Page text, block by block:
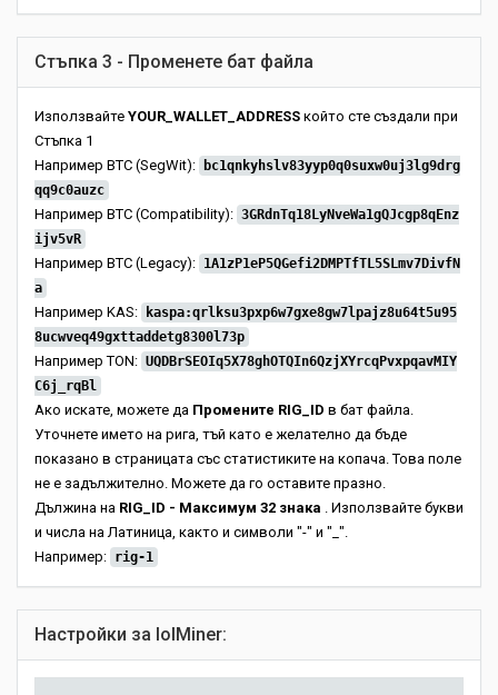
Стъпка 3 - Променете бат файла
Използвайте YOUR_WALLET_ADDRESS който сте създали при
Стъпка 1
Например BTC (SegWit):
bc1qnkyhslv83yyp0q0suxw0uj3lg9drg
qq9c0auzc
Например BTC (Compatibility): 3GRdnTq18LyNveWa1gQJcgp8qEnz
ijv5vR
Например BTC (Legacy): 1A1zP1eP5QGefi2DMPTfTL5SLmv7DivfN
a
Например KAS:
kaspa:qrlksu3pxp6w7gxe8gw7lpajz8u64t5u95
8ucwveq49gxttaddetg8300l73p
Например TON: UQDBrSEOIq5X78ghOTQIn6QzjXYrcqPvxpqavMIY
C6j_rqBl
Ако искате, можете да Промените RIG_ID в бат файла.
Уточнете името на рига, тъй като е желателно да бъде
показано в страницата със статистиките на копача. Това поле
не е задължително. Можете да го оставите празно.
Дължина на RIG_ID - Максимум 32 знака . Използвайте букви
и числа на Латиница, както и символи "-" и "_".
Например: rig-1
Настройки за lolMiner: